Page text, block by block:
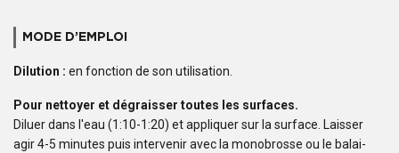
MODE D’EMPLOI
Dilution : en fonction de son utilisation.
Pour nettoyer et dégraisser toutes les surfaces.
Diluer dans l'eau (1:10-1:20) et appliquer sur la surface. Laisser
agir 4-5 minutes puis intervenir avec la monobrosse ou le balai-